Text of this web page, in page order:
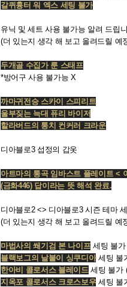
갈퀴흉터 워 엑스 세팅 불가
유닉 및 세트 사용 불가능 알려 드립
(더 있는지 생각 해 보고 올려드릴 예
두개골 수집가 룬 스태프
*방어구 사용 불가능 X
까마귀전승 스카이 스피리트
울부짖는 늑대 퓨리 바이저
할라버드의 통치 컨커러 크라운
디아블로3 섭정의 갑옷
아트마의 통곡 임바스트 플레이트 <
(금화446) 답이라는 뜻 해석 완료.
디아블로2 <> 디아블로3 시즌 테마
(더 있는지 생각 해 보고 올려드릴 예
마법사의 쐐기검 본 나이프세팅 불가
블랙보그의 날붙이 싱쿠디아세팅 불
한아비 콜로서스 블레이드세팅 불가
지옥포 콜로서스 크로스보우세팅 불